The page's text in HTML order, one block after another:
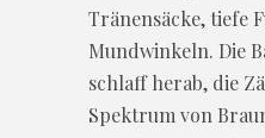
Tränensäcke, tiefe
Mundwinkeln. Die
schlaff herab, die
Spektrum von